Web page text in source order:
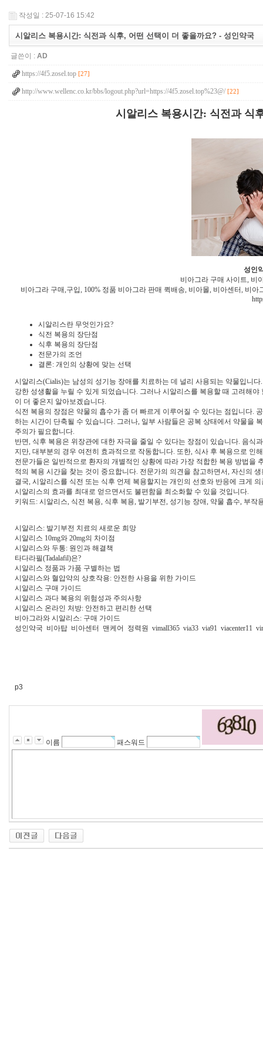
작성일 : 25-07-16 15:42
시알리스 복용시간: 식전과 식후, 어떤 선택이 더 좋을까요? - 성인약국
글쓴이 : AD
https://4f5.zosel.top [27]
http://www.wellenc.co.kr/bbs/logout.php?url=https://4f5.zosel.top%23@/ [22]
시알리스 복용시간: 식전과 식
성인
비아그라 구매 사이트, 비
비아그라 구매,구입, 100% 정품 비아그라 판매 퀵배송, 비아몰, 비아센터, 비
시알리스란 무엇인가요?
식전 복용의 장단점
식후 복용의 장단점
전문가의 조언
결론: 개인의 상황에 맞는 선택
시알리스(Cialis)는 남성의 성기능 장애를 치료하는 데 널리 사용되는 약물입니
강한 성생활을 누릴 수 있게 되었습니다. 그러나 시알리스를 복용할 때 고려해
이 더 좋은지 알아보겠습니다.
식전 복용의 장점은 약물의 흡수가 좀 더 빠르게 이루어질 수 있다는 점입니다.
하는 시간이 단축될 수 있습니다. 그러나, 일부 사람들은 공복 상태에서 약물을
주의가 필요합니다.
반면, 식후 복용은 위장관에 대한 자극을 줄일 수 있다는 장점이 있습니다. 음
지만, 대부분의 경우 여전히 효과적으로 작동합니다. 또한, 식사 후 복용으로
전문가들은 일반적으로 환자의 개별적인 상황에 따라 가장 적합한 복용 방법
적의 복용 시간을 찾는 것이 중요합니다. 전문가의 의견을 참고하면서, 자신의
결국, 시알리스를 식전 또는 식후 언제 복용할지는 개인의 선호와 반응에 크게
시알리스의 효과를 최대로 얻으면서도 불편함을 최소화할 수 있을 것입니다.
키워드: 시알리스, 식전 복용, 식후 복용, 발기부전, 성기능 장애, 약물 흡수, 부작
시알리스: 발기부전 치료의 새로운 희망
시알리스 10mg와 20mg의 차이점
시알리스와 두통: 원인과 해결책
타다라필(Tadalafil)은?
시알리스 정품과 가품 구별하는 법
시알리스와 혈압약의 상호작용: 안전한 사용을 위한 가이드
시알리스 구매 가이드
시알리스 과다 복용의 위험성과 주의사항
시알리스 온라인 처방: 안전하고 편리한 선택
비아그라와 시알리스: 구매 가이드
성인약국 비아탑 비아센터 맨케어 정력원 vimall365 via33 via91 viacenter11
p3
이름 패스워드